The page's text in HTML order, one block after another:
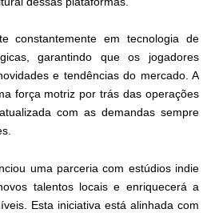
constantemente em tecnologia de
garantindo que os jogadores
e tendências do mercado. A
força motriz por trás das operações
com as demandas sempre
uma parceria com estúdios indie
talentos locais e enriquecerá a
Esta iniciativa está alinhada com